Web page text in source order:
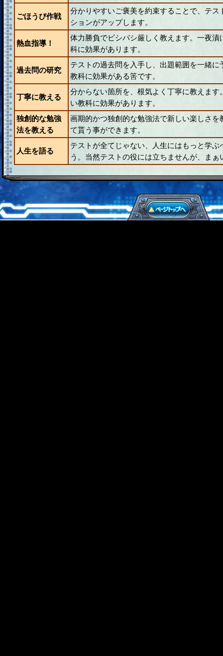
ごほうび作戦
分かりやすいご褒美を約束することで、テ
ションがアップします。
熱血指導！
体力勝負でビシバシ厳しく教えます。一夜
科に効果があります。
過去問の研究
テストの過去問を入手し、出題範囲を一緒
教科に効果がある筈です。
丁寧に教える
分からない箇所を、根気よく丁寧に教えま
い教科に効果があります。
独創的な勉強
法を教える
画期的かつ独創的な勉強法で新しい楽しさ
て貰う事ができます。
人生を語る
テストが全てじゃない、人生にはもっと学
う。当然テストの役には立ちませんが、まぁ